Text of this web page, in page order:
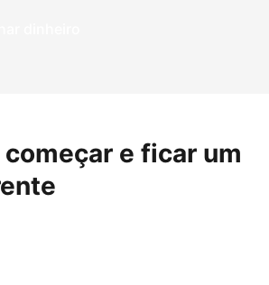
dinheiro
e ficar um